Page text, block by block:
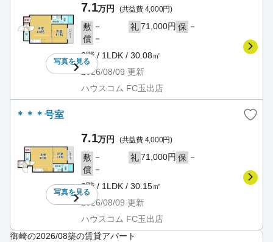
写真を見る
7.1万円 (共益費 4,000円)
敷 － 礼71,000円 保 －
償 －
3階 / 1LDK / 30.08㎡
2026/08/09 更新
ハウスコム FC玉出店
＊＊＊号室
写真を見る
7.1万円 (共益費 4,000円)
敷 － 礼71,000円 保 －
償 －
3階 / 1LDK / 30.15㎡
2026/08/09 更新
ハウスコム FC玉出店
御崎の2026/08築の賃貸アパート